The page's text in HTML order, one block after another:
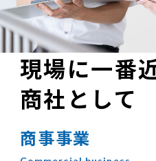
現場に一番
商社として
商事事業